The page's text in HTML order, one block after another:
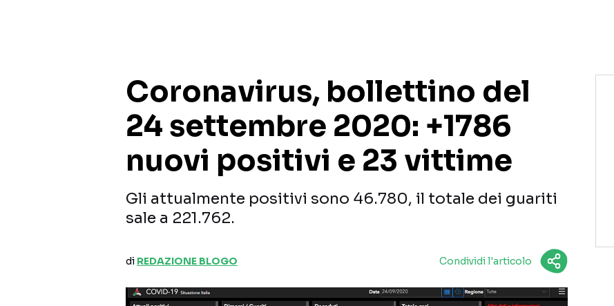
Coronavirus, bollettino del
24 settembre 2020: +1786
nuovi positivi e 23 vittime
Gli attualmente positivi sono 46.780, il totale dei guariti
sale a 221.762.
di REDAZIONE BLOGO Condividi l'articolo